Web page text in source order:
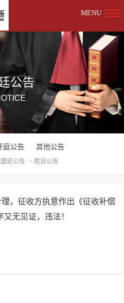
MENU
公告
庭公告 其他公告
盛廷公告 > 胜诉公告
，征收方执意作出《征收补偿
无见证，违法！